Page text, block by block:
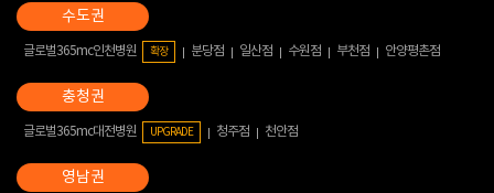
글로벌365mc인천병원 확장 분당점 일산점 수원점 부천점 안양평촌점
글로벌365mc대전병원 UPGRADE 청주점 천안점